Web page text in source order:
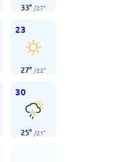
33° /27°
23
27° /22°
30
25° /21°